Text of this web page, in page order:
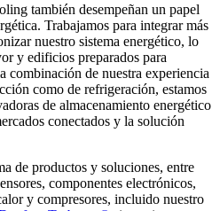
también desempeñan un papel
Trabajamos para integrar más
nuestro sistema energético, lo
y edificios preparados para
combinación de nuestra experiencia
como de refrigeración, estamos
de almacenamiento energético
conectados y la solución
de productos y soluciones, entre
componentes electrónicos,
y compresores, incluido nuestro